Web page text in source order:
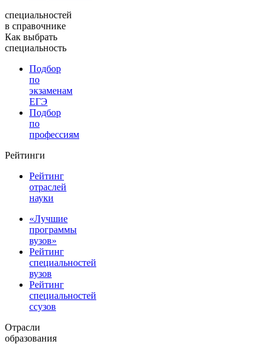
специальностей
в справочнике
Как выбрать
специальность
Подбор
по
экзаменам
ЕГЭ
Подбор
по
профессиям
Рейтинги
Рейтинг
отраслей
науки
«Лучшие
программы
вузов»
Рейтинг
специальностей
вузов
Рейтинг
специальностей
ссузов
Отрасли
образования